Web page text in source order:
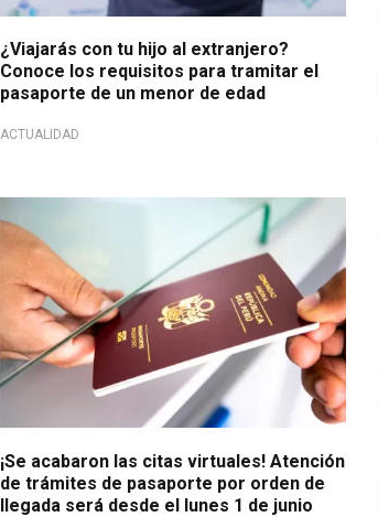
¿Viajarás con tu hijo al extranjero?
Conoce los requisitos para tramitar el
pasaporte de un menor de edad
ACTUALIDAD
¡Se acabaron las citas virtuales! Atención
de trámites de pasaporte por orden de
llegada será desde el lunes 1 de junio